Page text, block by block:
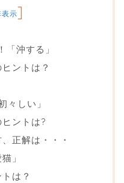
表示]
「沖する」
ントは？
々しい」
ヒントは?
正解は・・・
」
は？